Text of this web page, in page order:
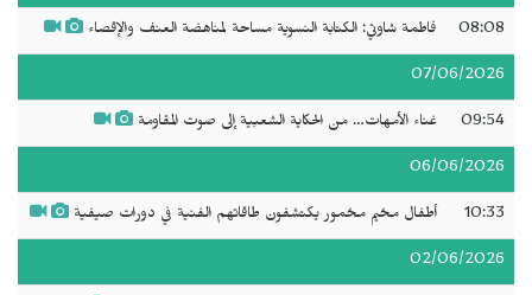
08:08 فاطمة شاوتي: الكتابة النسوية مساحة لمناهضة العنف والإقصاء
07/06/2026
09:54 غناء الأمهات… من الحكاية الشعبية إلى صوت المقاومة
06/06/2026
10:33 أطفال مخيم مخمور يكتشفون طاقاتهم الفنية في دورات صيفية
02/06/2026